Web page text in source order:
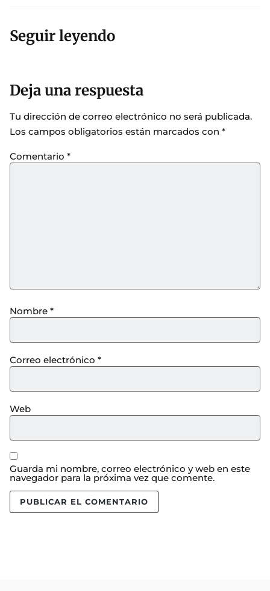
Seguir leyendo
Deja una respuesta
Tu dirección de correo electrónico no será publicada.
Los campos obligatorios están marcados con *
Comentario *
Nombre *
Correo electrónico *
Web
Guarda mi nombre, correo electrónico y web en este
navegador para la próxima vez que comente.